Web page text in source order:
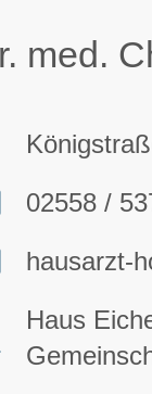
med.
02558 /
hausarzt-
Haus